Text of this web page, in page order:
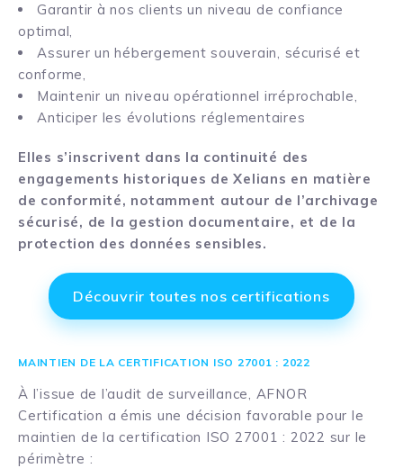
Garantir à nos clients un niveau de confiance
optimal,
Assurer un hébergement souverain, sécurisé et
conforme,
Maintenir un niveau opérationnel irréprochable,
Anticiper les évolutions réglementaires
Elles s’inscrivent dans la continuité des
engagements historiques de Xelians en matière
de conformité, notamment autour de l’archivage
sécurisé, de la gestion documentaire, et de la
protection des données sensibles.
Découvrir toutes nos certifications
MAINTIEN DE LA CERTIFICATION ISO 27001 : 2022
À l’issue de l’audit de surveillance, AFNOR
Certification a émis une décision favorable pour le
maintien de la certification ISO 27001 : 2022 sur le
périmètre :